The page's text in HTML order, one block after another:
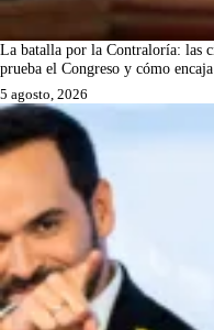
La batalla por la Contraloría: las
prueba el Congreso y cómo
5 agosto, 2026